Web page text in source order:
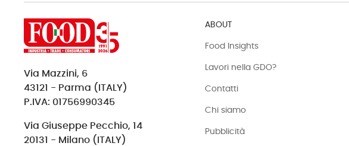
Via Mazzini, 6
43121 - Parma (ITALY)
P.IVA: 01756990345
Via Giuseppe Pecchio, 14
20131 - Milano (ITALY)
ABOUT
Food Insights
Lavori nella GDO?
Contatti
Chi siamo
Pubblicità